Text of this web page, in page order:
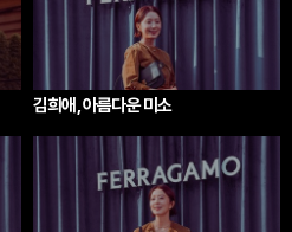
김희애, 아름다운 미소